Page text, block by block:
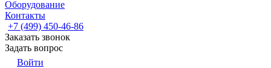
Оборудование
Контакты
+7 (499) 450-46-86
Заказать звонок
Задать вопрос
Войти